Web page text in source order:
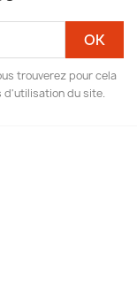
trouverez pour cela
d'utilisation du site.